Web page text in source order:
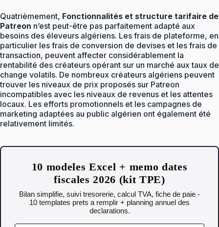
Quatrièmement, Fonctionnalités et structure tarifaire de
Patreon n’est peut-être pas parfaitement adapté aux
besoins des éleveurs algériens. Les frais de plateforme, en
particulier les frais de conversion de devises et les frais de
transaction, peuvent affecter considérablement la
rentabilité des créateurs opérant sur un marché aux taux de
change volatils. De nombreux créateurs algériens peuvent
trouver les niveaux de prix proposés sur Patreon
incompatibles avec les niveaux de revenus et les attentes
locaux. Les efforts promotionnels et les campagnes de
marketing adaptées au public algérien ont également été
relativement limités.
10 modeles Excel + memo dates
fiscales 2026 (kit TPE)
Bilan simplifie, suivi tresorerie, calcul TVA, fiche de paie -
10 templates prets a remplir + planning annuel des
declarations.